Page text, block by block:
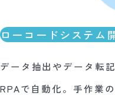
ローコードシステム
データ抽出やデータ転
RPAで自動化。手作業